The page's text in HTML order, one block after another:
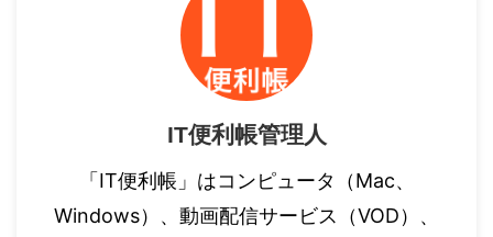
IT便利帳管理人
「IT便利帳」はコンピュータ（Mac、
Windows）、動画配信サービス（VOD）、